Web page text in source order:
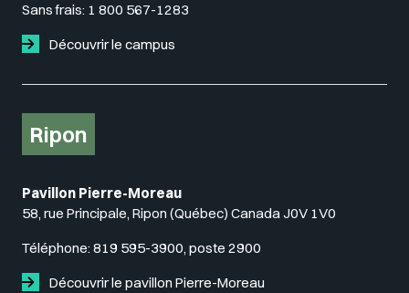
Sans frais: 1 800 567-1283
Découvrir le campus
Ripon
Pavillon Pierre-Moreau
58, rue Principale, Ripon (Québec) Canada J0V 1V0
Téléphone: 819 595-3900, poste 2900
Découvrir le pavillon Pierre-Moreau